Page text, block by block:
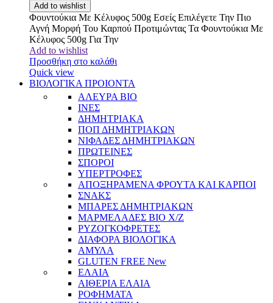
Add to wishlist
Φουντούκια Με Κέλυφος 500g Εσείς Επιλέγετε Την Πιο
Αγνή Μορφή Του Καρπού Προτιμώντας Τα Φουντούκια Με
Κέλυφος 500g Για Την
Add to wishlist
Προσθήκη στο καλάθι
Quick view
ΒΙΟΛΟΓΙΚΑ ΠΡΟΙΟΝΤΑ
ΑΛΕΥΡΑ BIO
ΙΝΕΣ
ΔΗΜΗΤΡΙΑΚΑ
ΠΟΠ ΔΗΜΗΤΡΙΑΚΩΝ
ΝΙΦΑΔΕΣ ΔΗΜΗΤΡΙΑΚΩΝ
ΠΡΩΤΕΙΝΕΣ
ΣΠΟΡΟΙ
ΥΠΕΡΤΡΟΦΕΣ
ΑΠΟΞΗΡΑΜΕΝΑ ΦΡΟΥΤΑ ΚΑΙ ΚΑΡΠΟΙ
ΣΝΑΚΣ
ΜΠΑΡΕΣ ΔΗΜΗΤΡΙΑΚΩΝ
ΜΑΡΜΕΛΑΔΕΣ BIO Χ/Ζ
ΡΥΖΟΓΚΟΦΡΕΤΕΣ
ΔΙΑΦΟΡΑ ΒΙΟΛΟΓΙΚΑ
ΑΜΥΛΑ
GLUTEN FREE New
ΕΛΑΙΑ
ΑΙΘΕΡΙΑ ΕΛΑΙΑ
ΡΟΦΗΜΑΤΑ